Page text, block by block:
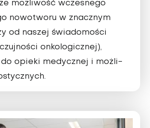
możliwość wczesnego
nowotworu w znacznym
od naszej świadomości
onkologicznej),
opieki medycznej i możli­